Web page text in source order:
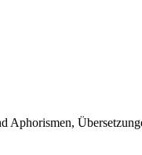
Aphorismen,